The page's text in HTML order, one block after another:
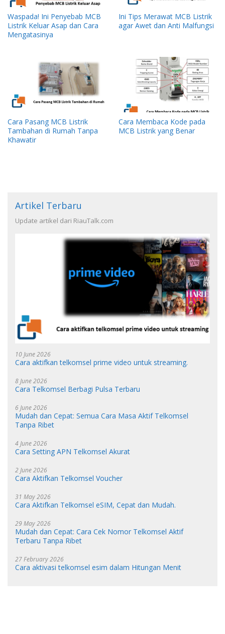
Waspada! Ini Penyebab MCB
Listrik Keluar Asap dan Cara
Mengatasinya
Ini Tips Merawat MCB Listrik
agar Awet dan Anti Malfungsi
Cara Pasang MCB Listrik
Tambahan di Rumah Tanpa
Khawatir
Cara Membaca Kode pada
MCB Listrik yang Benar
Artikel Terbaru
Update artikel dari RiauTalk.com
10 June 2026
Cara aktifkan telkomsel prime video untuk streaming.
8 June 2026
Cara Telkomsel Berbagi Pulsa Terbaru
6 June 2026
Mudah dan Cepat: Semua Cara Masa Aktif Telkomsel
Tanpa Ribet
4 June 2026
Cara Setting APN Telkomsel Akurat
2 June 2026
Cara Aktifkan Telkomsel Voucher
31 May 2026
Cara Aktifkan Telkomsel eSIM, Cepat dan Mudah.
29 May 2026
Mudah dan Cepat: Cara Cek Nomor Telkomsel Aktif
Terbaru Tanpa Ribet
27 February 2026
Cara aktivasi telkomsel esim dalam Hitungan Menit